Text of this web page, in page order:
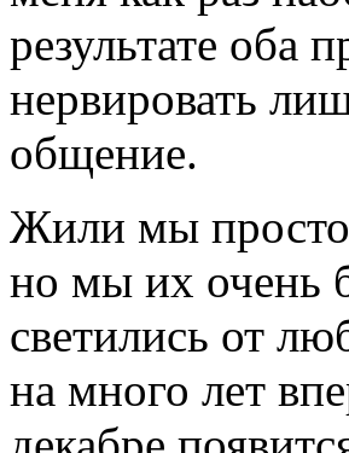
результате оба
нервировать
общение.
Жили мы просто
но мы их очень
светились от
на много лет